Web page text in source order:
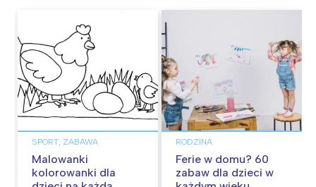
SPORT, ZABAWA
Malowanki
kolorowanki dla
RODZINA
Ferie w domu? 60
zabaw dla dzieci w